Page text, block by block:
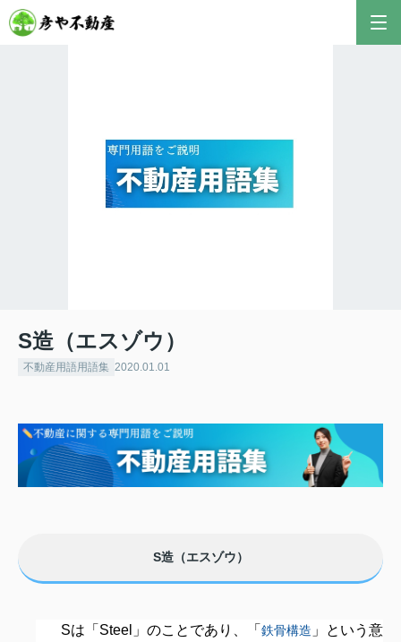
S造（エスゾウ）
不動産用語用語集 2020.01.01
S造（エスゾウ）
Sは「Steel」のことであり、「 鉄骨構造 」という意